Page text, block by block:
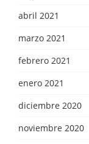
abril 2021
marzo 2021
febrero 2021
enero 2021
diciembre 2020
noviembre 2020